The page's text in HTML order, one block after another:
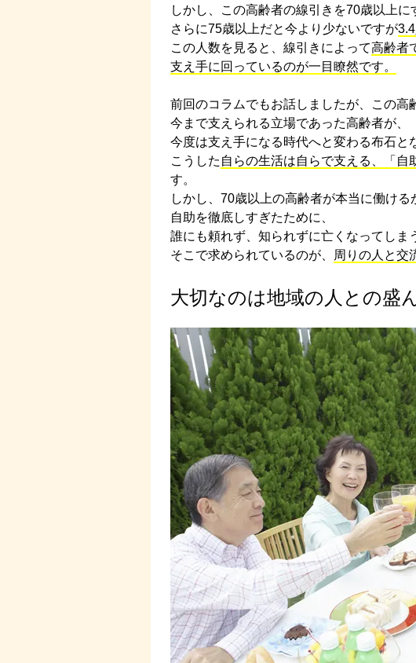
しかし、この高齢者の線引きを70歳以上に
さらに75歳以上だと今より少ないですが3.4
この人数を見ると、線引きによって高齢者
支え手に回っているのが一目瞭然です。
前回のコラムでもお話しましたが、この高
今まで支えられる立場であった高齢者が、
今度は支え手になる時代へと変わる布石と
こうした 自らの生活は自らで支える、「自
す。
しかし、70歳以上の高齢者が本当に働ける
自助を徹底しすぎたために、
誰にも頼れず、知られずに亡くなってしま
そこで求められているのが、
周りの人と交
大切なのは地域の人との盛